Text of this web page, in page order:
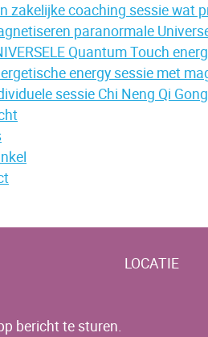
zakelijke coaching sessie wat
paranormale
Quantum Touch
energy sessie met
sessie Chi Neng Qi
bericht te sturen.
LOCATIE